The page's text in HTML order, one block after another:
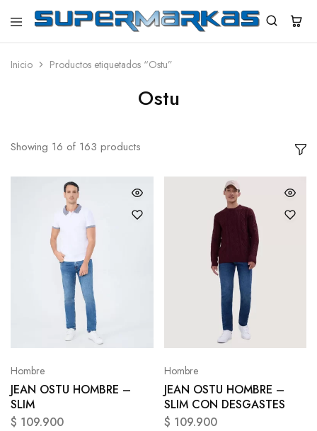
SuperMarkas
Ropa
con
Inicio Productos etiquetados “Ostu”
Ostu
Showing 16 of 163 products
Hombre
JEAN OSTU HOMBRE –
SLIM
$ 109.900
Hombre
JEAN OSTU HOMBRE –
SLIM CON DESGASTES
$ 109.900